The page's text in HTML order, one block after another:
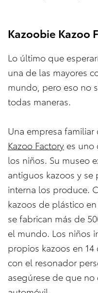
Kazoobie Kazoo
Lo último que
una de las mayores
mundo, pero eso no
todas maneras.
Una empresa familiar
Kazoo Factory es uno
los niños. Su museo
antiguos kazoos y se
interna los produce.
kazoos de plástico
se fabrican más de
el mundo. Los niños
propios kazoos en
con el resonador
asegúrese de que